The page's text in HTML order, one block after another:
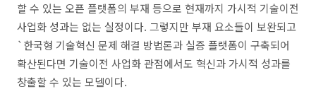
할 수 있는 오픈 플랫폼의 부재 등으로 현재까지 가시적 기술이전
사업화 성과는 없는 실정이다. 그렇지만 부재 요소들이 보완되고
`한국형 기술혁신 문제 해결 방법론과 실증 플랫폼이 구축되어
확산된다면 기술이전 사업화 관점에서도 혁신과 가시적 성과를
창출할 수 있는 모델이다.